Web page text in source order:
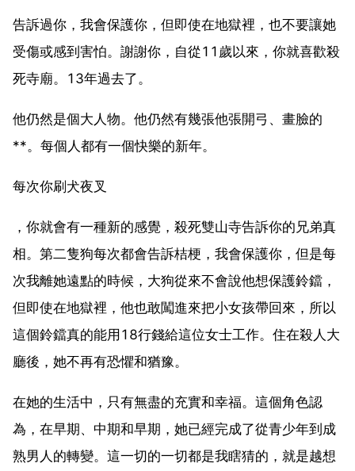
告訴過你，我會保護你，但即使在地獄裡，也不要讓她
受傷或感到害怕。謝謝你，自從11歲以來，你就喜歡殺
死寺廟。13年過去了。
他仍然是個大人物。他仍然有幾張他張開弓、畫臉的
**。每個人都有一個快樂的新年。
每次你刷犬夜叉
，你就會有一種新的感覺，殺死雙山寺告訴你的兄弟真
相。第二隻狗每次都會告訴桔梗，我會保護你，但是每
次我離她遠點的時候，大狗從來不會說他想保護鈴鐺，
但即使在地獄裡，他也敢闖進來把小女孩帶回來，所以
這個鈴鐺真的能用18行錢給這位女士工作。住在殺人大
廳後，她不再有恐懼和猶豫。
在她的生活中，只有無盡的充實和幸福。這個角色認
為，在早期、中期和早期，她已經完成了從青少年到成
熟男人的轉變。這一切的一切都是我瞎猜的，就是越想